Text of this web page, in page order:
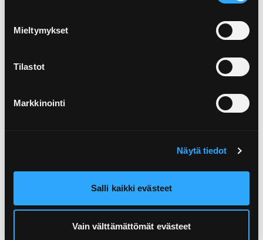
Mieltymykset
Tilastot
Markkinointi
Näytä tiedot
Salli kaikki evästeet
Vain välttämättömät evästeet
Väärin lajiteltuina jotkin jätteet, kuten
akut ja paristot sekä sähkö- ja
elektroniikkalaitteet aiheuttavat